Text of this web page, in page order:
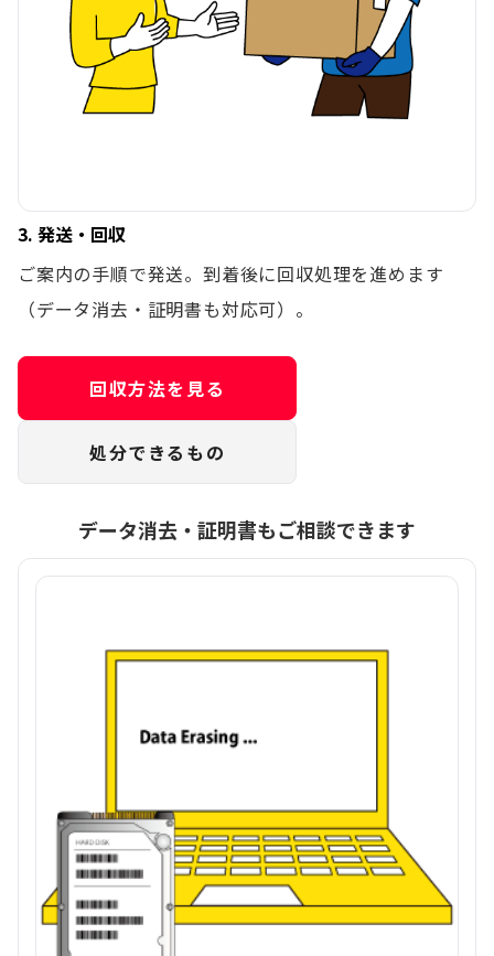
3. 発送・回収
ご案内の手順で発送。到着後に回収処理を進めます
（データ消去・証明書も対応可）。
回収方法を見る
処分できるもの
データ消去・証明書もご相談できます